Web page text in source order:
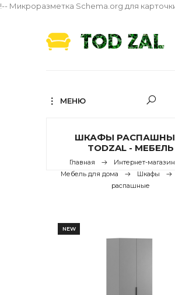
!-- Микроразметка Schema.org для
МЕНЮ
ШКАФЫ
TODZAL - МЕБЕЛЬ
Главная
Интернет-магазин
Мебель для дома
Шкафы
распашные
NEW